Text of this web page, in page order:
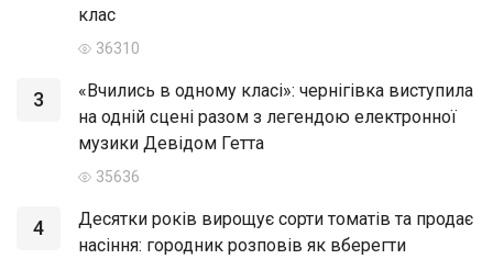
клас
36310
3
«Вчились в одному класі»: чернігівка виступила
на одній сцені разом з легендою електронної
музики Девідом Гетта
35636
4
Десятки років вирощує сорти томатів та продає
насіння: городник розповів як вберегти